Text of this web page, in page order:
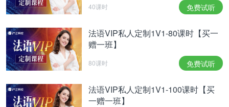
40课时 免费试听
法语VIP私人定制1V1-80课时【买一
赠一班】
80课时 免费试听
法语VIP私人定制1V1-100课时【买
一赠一班】